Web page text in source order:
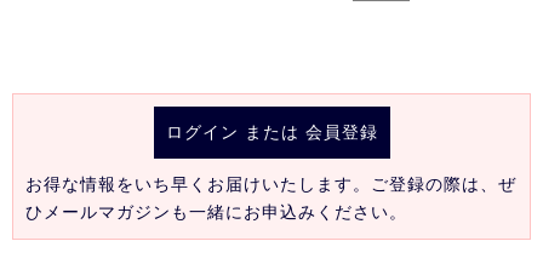
ログイン または 会員登録
お得な情報をいち早くお届けいたします。ご登録の際は、ぜ
ひメールマガジンも一緒にお申込みください。